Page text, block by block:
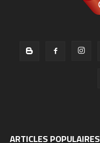
ARTICLES POPULAIRES